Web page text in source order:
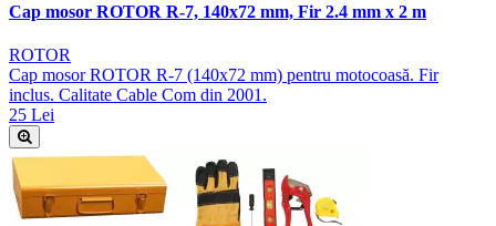
Cap mosor ROTOR R-7, 140x72 mm, Fir 2.4 mm x 2 m
ROTOR
Cap mosor ROTOR R-7 (140x72 mm) pentru motocoasă. Fir
inclus. Calitate Cable Com din 2001.
25 Lei